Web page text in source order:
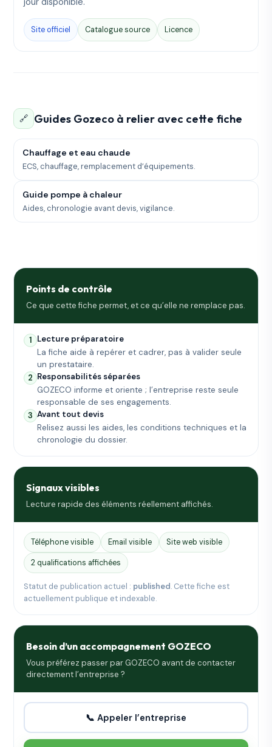
Site officiel Catalogue source Licence
🔗 Guides Gozeco à relier avec cette fiche
Chauffage et eau chaude
ECS, chauffage, remplacement d’équipements.
Guide pompe à chaleur
Aides, chronologie avant devis, vigilance.
Points de contrôle
Ce que cette fiche permet, et ce qu’elle ne remplace pas.
1 Lecture préparatoire
La fiche aide à repérer et cadrer, pas à valider seule
un prestataire.
2 Responsabilités séparées
GOZECO informe et oriente ; l’entreprise reste seule
responsable de ses engagements.
3 Avant tout devis
Relisez aussi les aides, les conditions techniques et la
chronologie du dossier.
Signaux visibles
Lecture rapide des éléments réellement affichés.
Téléphone visible Email visible
Site web visible
2 qualifications affichées
Statut de publication actuel : published. Cette fiche est
actuellement publique et indexable.
Besoin d’un accompagnement GOZECO
Vous préférez passer par GOZECO avant de contacter
directement l’entreprise ?
📞 Appeler l’entreprise